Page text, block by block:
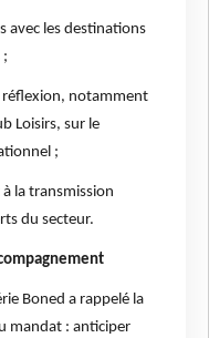
avec les destinations
;
réflexion, notamment
Loisirs, sur le
;
la transmission
du secteur.
Boned a rappelé la
mandat : anticiper